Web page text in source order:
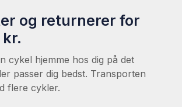
og returnerer for
cykel hjemme hos dig på det
passer dig bedst. Transporten
flere cykler.